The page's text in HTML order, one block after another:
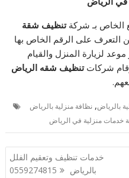
الخاص بـ شركةتنظيف شقة
التعرف على الرقم الخاص بها
لزيارة المنزل والقيام
شركاتتنظيف شقه الرياض
بالرياض,نظافة منزلية بالرياض
خدمات منزلية في الرياض
خدمات تنظيف وتعقيم الفلل
بالرياض 0559274815